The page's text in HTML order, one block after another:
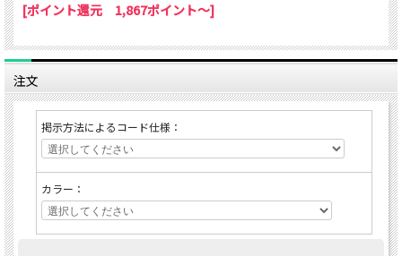
[ポイント還元 1,867ポイント～]
注文
掲示方法によるコード仕様：
カラー：